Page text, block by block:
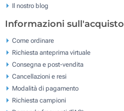
Il nostro blog
Informazioni sull'acquisto
Come ordinare
Richiesta anteprima virtuale
Consegna e post-vendita
Cancellazioni e resi
Modalità di pagamento
Richiesta campioni